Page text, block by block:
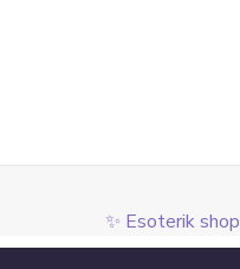
✨ Esoterik